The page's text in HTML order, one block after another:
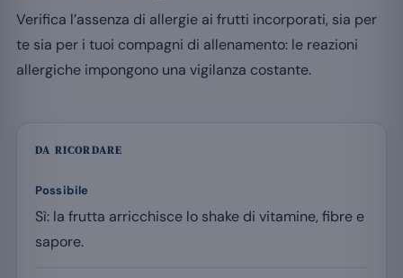
Verifica l’assenza di allergie ai frutti incorporati, sia per
te sia per i tuoi compagni di allenamento: le reazioni
allergiche impongono una vigilanza costante.
DA RICORDARE
Possibile
Sì: la frutta arricchisce lo shake di vitamine, fibre e
sapore.